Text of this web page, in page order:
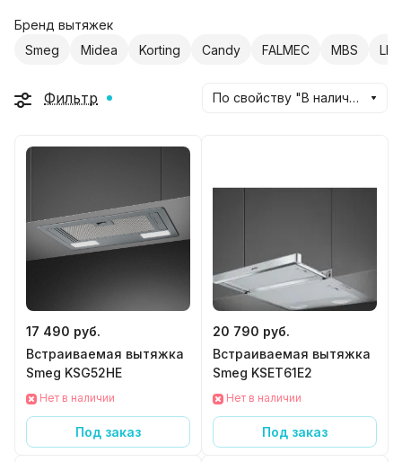
Бренд вытяжек
Smeg
Midea Korting Candy FALMEC MBS LEX
Фильтр По свойству "В наличии" (убывание)
17 490 руб.
Встраиваемая вытяжка
Smeg KSG52HE
Нет в наличии
Под заказ
20 790 руб.
Встраиваемая вытяжка
Smeg KSET61E2
Нет в наличии
Под заказ